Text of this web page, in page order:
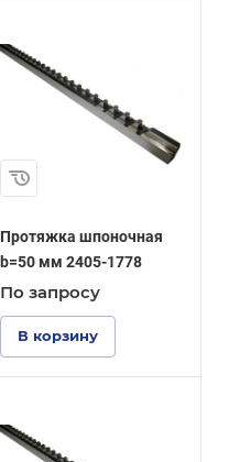
Протяжка шпоночная
b=50 мм 2405-1778
По запросу
В корзину